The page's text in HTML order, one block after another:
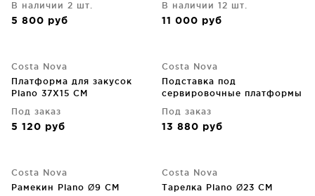
В наличии 2 шт.
5 800 руб
В наличии 12 шт.
11 000 руб
Costa Nova
Платформа для закусок
Plano 37X15 CM
Под заказ
5 120 руб
Costa Nova
Подставка под
сервировочные платформы
Под заказ
13 880 руб
Costa Nova
Рамекин Plano Ø9 CM
Costa Nova
Тарелка Plano Ø23 CM